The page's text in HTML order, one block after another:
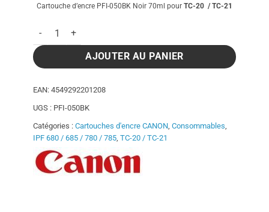
Cartouche d’encre PFI-050BK Noir 70ml pour TC-20 / TC-21
quantité de Cartouche d'encre PFI-050BK Noir 70 ml
AJOUTER AU PANIER
EAN: 4549292201208
UGS : PFI-050BK
Catégories : Cartouches d'encre CANON, Consommables,
IPF 680 / 685 / 780 / 785, TC-20 / TC-21